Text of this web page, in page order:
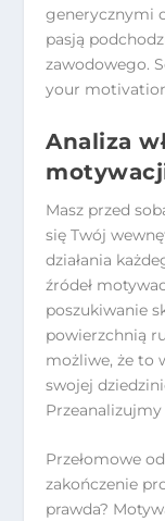
generycznymi
pasją
zawodowego.
your
Analiza
Masz przed
się Twój
działania
źródeł
poszukiwanie
powierzchnią
możliwe, że to
swojej
Przełomowe
zakończenie
prawda?